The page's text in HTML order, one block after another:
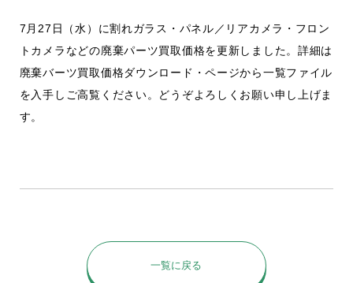
7月27日（水）に割れガラス・パネル／リアカメラ・フロン
トカメラなどの廃棄パーツ買取価格を更新しました。詳細は
廃棄バーツ買取価格ダウンロード・ページから一覧ファイル
を入手しご高覧ください。どうぞよろしくお願い申し上げま
す。
一覧に戻る